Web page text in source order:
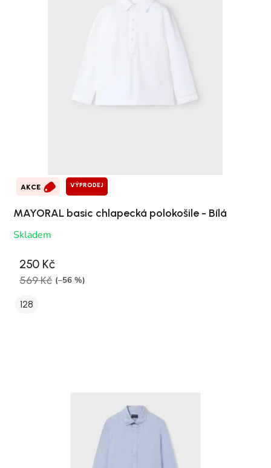
AKCE VÝPRODEJ
MAYORAL basic chlapecká polokošile - Bílá
Skladem
250 Kč
569 Kč (–56 %)
128